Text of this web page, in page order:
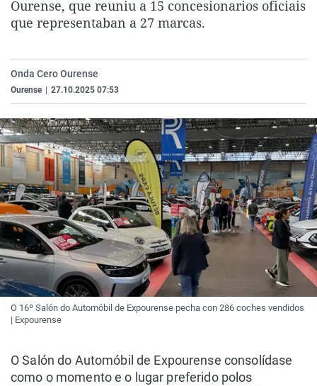
La rosa de los vientos
Como el perro y el
Caso
Equipo de
Extremadura
La Rioja
Virales
Elecciones
Ourense, que reuniu a 15 concesionarios oficiais
que representaban a 27 marcas.
Onda Cero Ourense
Ourense 27.10.2025 07:53
O 16º Salón do Automóbil de Expourense pecha con 286 coches vendidos
| Expourense
O Salón do Automóbil de Expourense consolídase
como o momento e o lugar preferido polos